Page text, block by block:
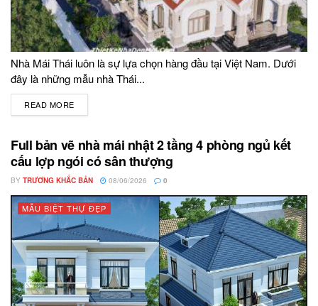
Nhà Mái Thái luôn là sự lựa chọn hàng đầu tại Việt Nam. Dưới
đây là những mẫu nhà Thái...
READ MORE
Full bản vẽ nhà mái nhật 2 tầng 4 phòng ngủ kết
cấu lợp ngói có sân thượng
BY TRƯƠNG KHẮC BẢN 08/06/2026 0
MẪU BIỆT THỰ ĐẸP